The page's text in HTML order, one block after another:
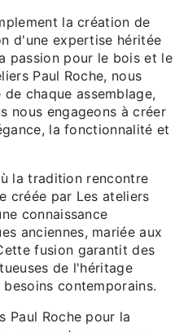
la création de
d'une expertise héritée
passion pour le bois et le
Paul Roche, nous
chaque assemblage,
nous engageons à créer
la fonctionnalité et
la tradition rencontre
créée par Les ateliers
connaissance
anciennes, mariée aux
fusion garantit des
de l'héritage
contemporains.
Paul Roche pour la